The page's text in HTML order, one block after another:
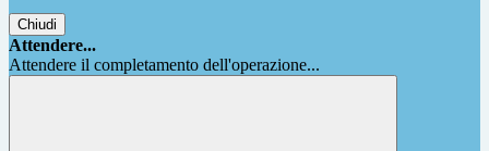
Chiudi
Attendere...
Attendere il completamento dell'operazione...